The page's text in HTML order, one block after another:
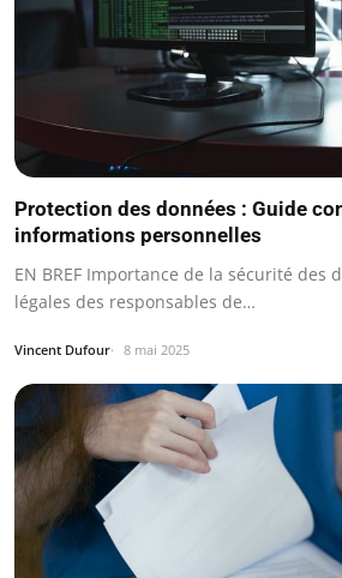
Protection des données : Guide
informations personnelles
EN BREF Importance de la sécurité
légales des responsables de…
Vincent Dufour 8 mai 2025